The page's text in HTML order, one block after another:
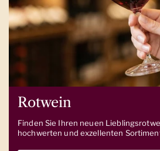
Rotwein
Finden Sie Ihren neuen
hochwerten und exzellenten